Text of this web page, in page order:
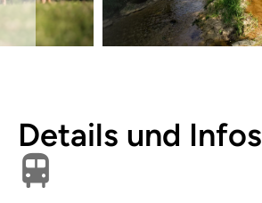
Details und Infos